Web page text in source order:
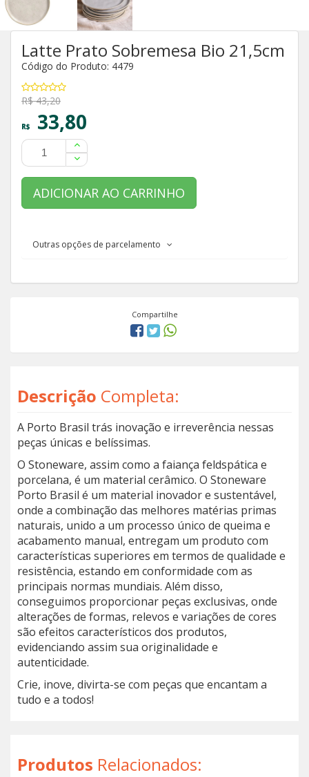
Latte Prato Sobremesa Bio 21,5cm
Código do Produto: 4479
R$ 43,20
R$ 33,80
ADICIONAR AO CARRINHO
Outras opções de parcelamento
Compartilhe
Descrição Completa:
A Porto Brasil trás inovação e irreverência nessas
peças únicas e belíssimas.
O Stoneware, assim como a faiança feldspática e
porcelana, é um material cerâmico. O Stoneware
Porto Brasil é um material inovador e sustentável,
onde a combinação das melhores matérias primas
naturais, unido a um processo único de queima e
acabamento manual, entregam um produto com
características superiores em termos de qualidade e
resistência, estando em conformidade com as
principais normas mundiais. Além disso,
conseguimos proporcionar peças exclusivas, onde
alterações de formas, relevos e variações de cores
são efeitos característicos dos produtos,
evidenciando assim sua originalidade e
autenticidade.
Crie, inove, divirta-se com peças que encantam a
tudo e a todos!
Produtos Relacionados: